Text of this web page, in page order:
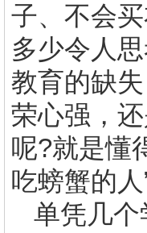
子、不会
多少令人
教育的缺
荣心强，
呢?就是懂
吃螃蟹的
单凭几个